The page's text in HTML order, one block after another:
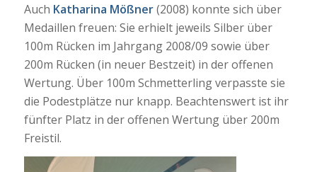
Auch Katharina Mößner(2008) konnte sich über
Medaillen freuen: Sie erhielt jeweils Silber über
100m Rücken im Jahrgang 2008/09 sowie über
200m Rücken (in neuer Bestzeit) in der offenen
Wertung. Über 100m Schmetterling verpasste sie
die Podestplätze nur knapp. Beachtenswert ist ihr
fünfter Platz in der offenen Wertung über 200m
Freistil.